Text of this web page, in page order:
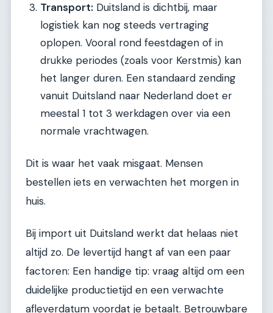
Transport: Duitsland is dichtbij, maar
logistiek kan nog steeds vertraging
oplopen. Vooral rond feestdagen of in
drukke periodes (zoals voor Kerstmis) kan
het langer duren. Een standaard zending
vanuit Duitsland naar Nederland doet er
meestal 1 tot 3 werkdagen over via een
normale vrachtwagen.
Dit is waar het vaak misgaat. Mensen
bestellen iets en verwachten het morgen in
huis.
Bij import uit Duitsland werkt dat helaas niet
altijd zo. De levertijd hangt af van een paar
factoren: Een handige tip: vraag altijd om een
duidelijke productietijd en een verwachte
afleverdatum voordat je betaalt. Betrouwbare